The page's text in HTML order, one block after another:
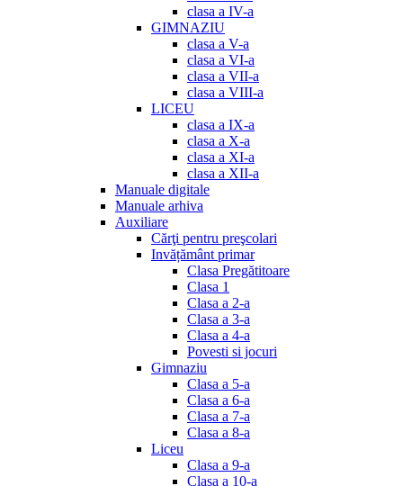
clasa a IV-a
GIMNAZIU
clasa a V-a
clasa a VI-a
clasa a VII-a
clasa a VIII-a
LICEU
clasa a IX-a
clasa a X-a
clasa a XI-a
clasa a XII-a
Manuale digitale
Manuale arhiva
Auxiliare
Cărţi pentru preşcolari
Invățământ primar
Clasa Pregătitoare
Clasa 1
Clasa a 2-a
Clasa a 3-a
Clasa a 4-a
Povesti si jocuri
Gimnaziu
Clasa a 5-a
Clasa a 6-a
Clasa a 7-a
Clasa a 8-a
Liceu
Clasa a 9-a
Clasa a 10-a